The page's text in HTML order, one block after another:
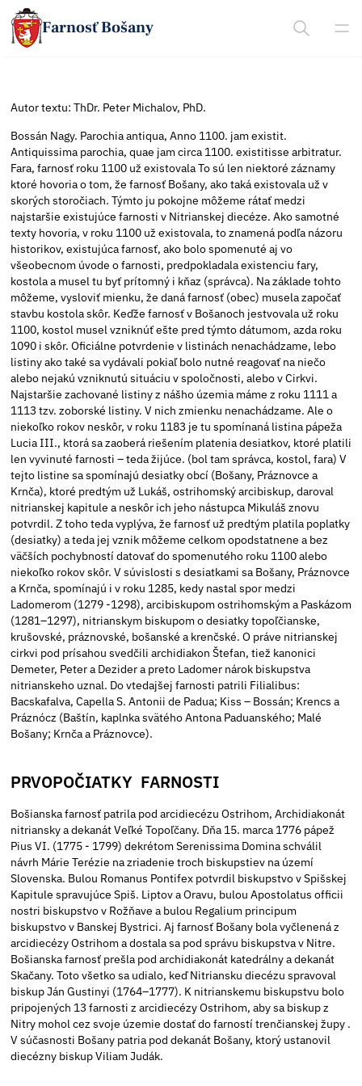
Farnosť Bošany
Autor textu: ThDr. Peter Michalov, PhD.
Bossán Nagy. Parochia antiqua, Anno 1100. jam existit.
Antiquissima parochia, quae jam circa 1100. existitisse arbitratur.
Fara, farnosť roku 1100 už existovala To sú len niektoré záznamy
ktoré hovoria o tom, že farnosť Bošany, ako taká existovala už v
skorých storočiach. Týmto ju pokojne môžeme rátať medzi
najstaršie existujúce farnosti v Nitrianskej diecéze. Ako samotné
texty hovoria, v roku 1100 už existovala, to znamená podľa názoru
historikov, existujúca farnosť, ako bolo spomenuté aj vo
všeobecnom úvode o farnosti, predpokladala existenciu fary,
kostola a musel tu byť prítomný i kňaz (správca). Na základe tohto
môžeme, vysloviť mienku, že daná farnosť (obec) musela započať
stavbu kostola skôr. Keďže farnosť v Bošanoch jestvovala už roku
1100, kostol musel vzniknúť ešte pred týmto dátumom, azda roku
1090 i skôr. Oficiálne potvrdenie v listinách nenachádzame, lebo
listiny ako také sa vydávali pokiaľ bolo nutné reagovať na niečo
alebo nejakú vzniknutú situáciu v spoločnosti, alebo v Cirkvi.
Najstaršie zachované listiny z nášho územia máme z roku 1111 a
1113 tzv. zoborské listiny. V nich zmienku nenachádzame. Ale o
niekoľko rokov neskôr, v roku 1183 je tu spomínaná listina pápeža
Lucia III., ktorá sa zaoberá riešením platenia desiatkov, ktoré platili
len vyvinuté farnosti – teda žijúce. (bol tam správca, kostol, fara) V
tejto listine sa spomínajú desiatky obcí (Bošany, Práznovce a
Krnča), ktoré predtým už Lukáš, ostrihomský arcibiskup, daroval
nitrianskej kapitule a neskôr ich jeho nástupca Mikuláš znovu
potvrdil. Z toho teda vyplýva, že farnosť už predtým platila poplatky
(desiatky) a teda jej vznik môžeme celkom opodstatnene a bez
väčších pochybností datovať do spomenutého roku 1100 alebo
niekoľko rokov skôr. V súvislosti s desiatkami sa Bošany, Práznovce
a Krnča, spomínajú i v roku 1285, kedy nastal spor medzi
Ladomerom (1279 -1298), arcibiskupom ostrihomským a Paskázom
(1281–1297), nitrianskym biskupom o desiatky topoľčianske,
krušovské, práznovské, bošanské a krenčské. O práve nitrianskej
cirkvi pod prísahou svedčili archidiakon Štefan, tiež kanonici
Demeter, Peter a Dezider a preto Ladomer nárok biskupstva
nitrianskeho uznal. Do vtedajšej farnosti patrili Filialibus:
Bacskafalva, Capella S. Antonii de Padua; Kiss – Bossán; Krencs a
Práznócz (Baštín, kaplnka svätého Antona Paduanského; Malé
Bošany; Krnča a Práznovce).
PRVOPOČIATKY FARNOSTI
Bošianska farnosť patrila pod arcidiecézu Ostrihom, Archidiakonát
nitriansky a dekanát Veľké Topoľčany. Dňa 15. marca 1776 pápež
Pius VI. (1775 - 1799) dekrétom Serenissima Domina schválil
návrh Márie Terézie na zriadenie troch biskupstiev na území
Slovenska. Bulou Romanus Pontifex potvrdil biskupstvo v Spišskej
Kapitule spravujúce Spiš. Liptov a Oravu, bulou Apostolatus officii
nostri biskupstvo v Rožňave a bulou Regalium principum
biskupstvo v Banskej Bystrici. Aj farnosť Bošany bola vyčlenená z
arcidiecézy Ostrihom a dostala sa pod správu biskupstva v Nitre.
Bošianska farnosť prešla pod archidiakonát katedrálny a dekanát
Skačany. Toto všetko sa udialo, keď Nitriansku diecézu spravoval
biskup Ján Gustinyi (1764–1777). K nitrianskemu biskupstvu bolo
pripojených 13 farnosti z arcidiecézy Ostrihom, aby sa biskup z
Nitry mohol cez svoje územie dostať do farností trenčianskej župy .
V súčasnosti Bošany patria pod dekanát Bošany, ktorý ustanovil
diecézny biskup Viliam Judák.